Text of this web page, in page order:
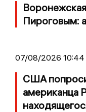
Пироговым:
07/08/2026 10:44
США
американца